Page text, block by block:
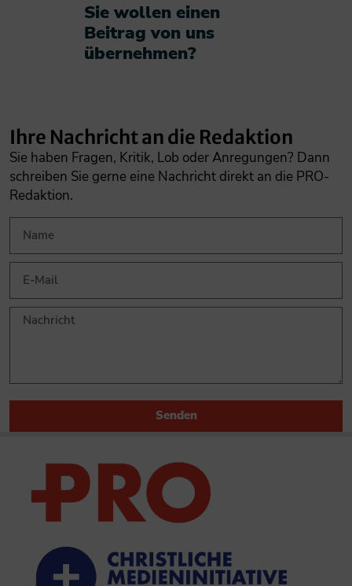
Sie wollen einen
Beitrag von uns
übernehmen?​
Ihre Nachricht an die Redaktion
Sie haben Fragen, Kritik, Lob oder Anregungen? Dann
schreiben Sie gerne eine Nachricht direkt an die PRO-
Redaktion.
Senden